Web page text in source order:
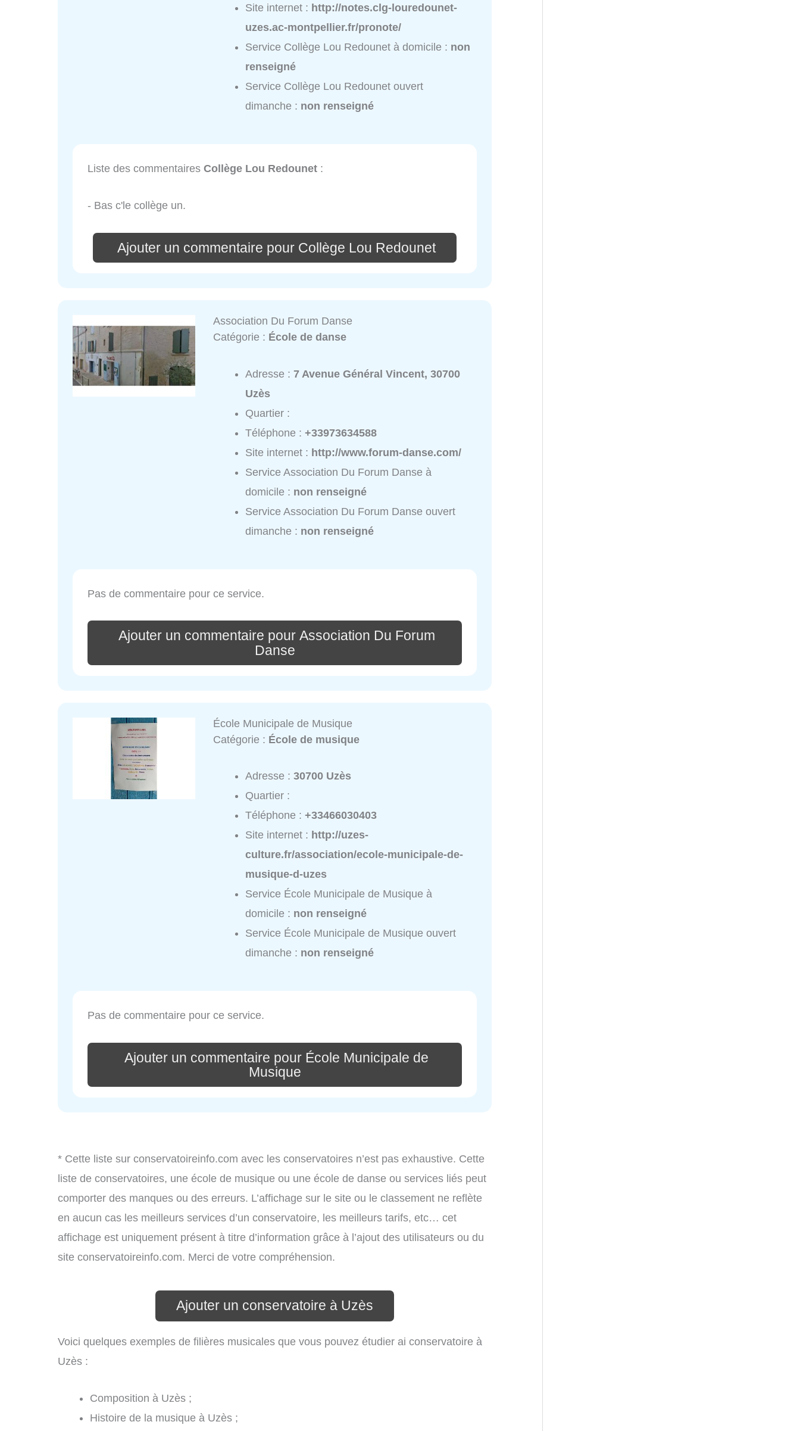
Site internet : http://notes.clg-louredounet-
uzes.ac-montpellier.fr/pronote/
Service Collège Lou Redounet à domicile : non
renseigné
Service Collège Lou Redounet ouvert
dimanche : non renseigné
Liste des commentaires Collège Lou Redounet :
- Bas c'le collège un.
Ajouter un commentaire pour Collège Lou Redounet
Association Du Forum Danse
Catégorie : École de danse
Adresse :7 Avenue Général Vincent, 30700
Uzès
Quartier :
Téléphone :+33973634588
Site internet : http://www.forum-danse.com/
Service Association Du Forum Danse à
domicile : non renseigné
Service Association Du Forum Danse ouvert
dimanche : non renseigné
Pas de commentaire pour ce service.
Ajouter un commentaire pour Association Du Forum
Danse
École Municipale de Musique
Catégorie : École de musique
Adresse :30700 Uzès
Quartier :
Téléphone :+33466030403
Site internet : http://uzes-
culture.fr/association/ecole-municipale-de-
musique-d-uzes
Service École Municipale de Musique à
domicile : non renseigné
Service École Municipale de Musique ouvert
dimanche : non renseigné
Pas de commentaire pour ce service.
Ajouter un commentaire pour École Municipale de
Musique
* Cette liste sur conservatoireinfo.com avec les conservatoires n’est pas exhaustive. Cette
liste de conservatoires, une école de musique ou une école de danse ou services liés peut
comporter des manques ou des erreurs. L’affichage sur le site ou le classement ne reflète
en aucun cas les meilleurs services d’un conservatoire, les meilleurs tarifs, etc… cet
affichage est uniquement présent à titre d’information grâce à l’ajout des utilisateurs ou du
site conservatoireinfo.com. Merci de votre compréhension.
Ajouter un conservatoire à Uzès
Voici quelques exemples de filières musicales que vous pouvez étudier ai conservatoire à
Uzès :
Composition à Uzès ;
Histoire de la musique à Uzès ;